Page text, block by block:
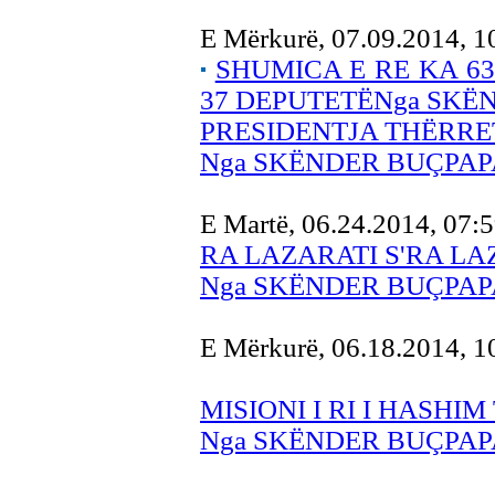
E Mërkurë, 07.09.2014,
SHUMICA E RE KA
37 DEPUTETËNga
PRESIDENTJA
Nga SKËNDER
E Martë, 06.24.2014,
RA LAZARATI S'RA
Nga SKËNDER
E Mërkurë, 06.18.2014,
MISIONI I RI I HASHIM
Nga SKËNDER